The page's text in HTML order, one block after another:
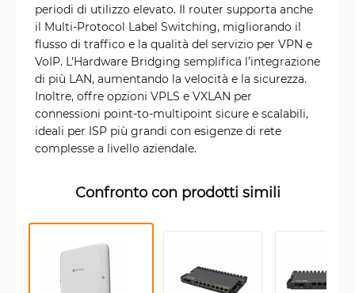
periodi di utilizzo elevato. Il router supporta anche
il Multi-Protocol Label Switching, migliorando il
flusso di traffico e la qualità del servizio per VPN e
VoIP. L’Hardware Bridging semplifica l’integrazione
di più LAN, aumentando la velocità e la sicurezza.
Inoltre, offre opzioni VPLS e VXLAN per
connessioni point-to-multipoint sicure e scalabili,
ideali per ISP più grandi con esigenze di rete
complesse a livello aziendale.
Confronto con prodotti simili